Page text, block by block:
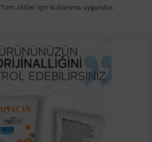
Tüm ciltler için kullanıma uygundur.